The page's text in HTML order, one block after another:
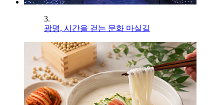
3.
광명, 시간을 걷는 문화 마실길